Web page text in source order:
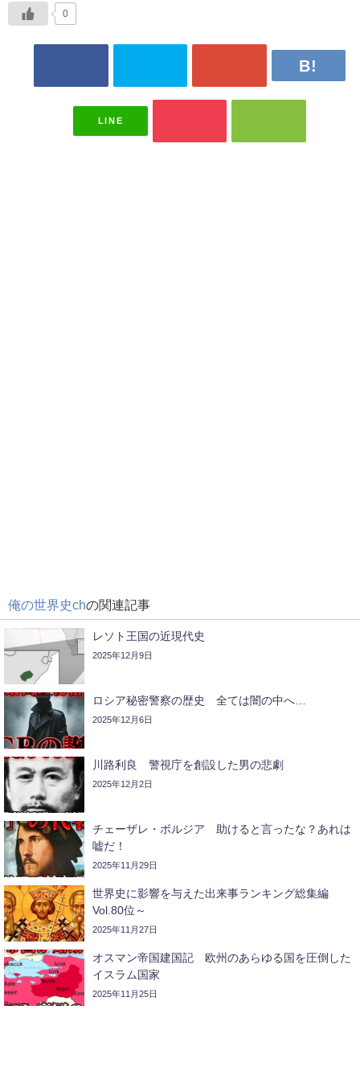
0
LINE
俺の世界史chの関連記事
レソト王国の近現代史
2025年12月9日
ロシア秘密警察の歴史 全ては闇の中へ…
2025年12月6日
川路利良 警視庁を創設した男の悲劇
2025年12月2日
チェーザレ・ボルジア 助けると言ったな？あれは
嘘だ！
2025年11月29日
世界史に影響を与えた出来事ランキング総集編
Vol.80位～
2025年11月27日
オスマン帝国建国記 欧州のあらゆる国を圧倒した
イスラム国家
2025年11月25日